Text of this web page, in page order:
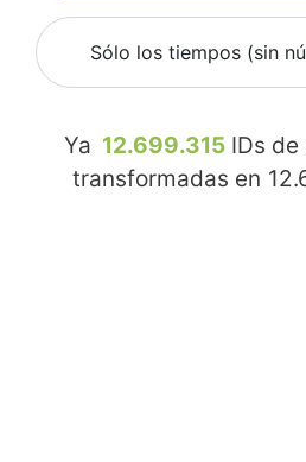
Sólo los tiempos (sin
Ya 12.699.315 IDs
transformadas en